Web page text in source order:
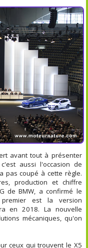
avant tout à présenter
aussi l'occasion de
pas coupé à cette règle.
production et chiffre
de BMW, a confirmé le
est la version
en 2018. La nouvelle
mécaniques, qu'on
ceux qui trouvent le X5